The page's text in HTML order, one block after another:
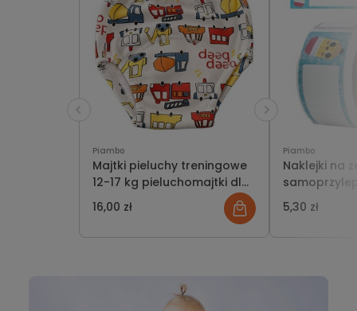
Piambo
Majtki pieluchy treningowe
12-17 kg pieluchomajtki dla
chłopca do nauki sikania
odpieluchowanie autka
16,00 zł
Piambo
Naklejki na
120 szt.
5,30 zł